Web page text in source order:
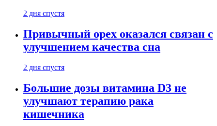
2 дня спустя
Привычный орех оказался связан с
улучшением качества сна
2 дня спустя
Большие дозы витамина D3 не
улучшают терапию рака
кишечника